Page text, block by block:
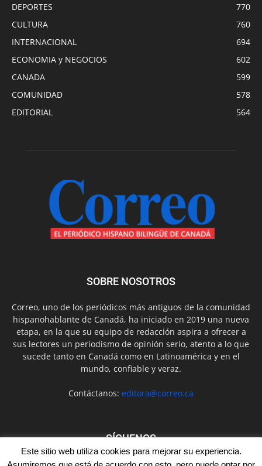
DEPORTES
770
CULTURA
760
INTERNACIONAL
694
ECONOMIA y NEGOCIOS
602
CANADA
599
COMUNIDAD
578
EDITORIAL
564
SOBRE NOSOTROS
Correo, uno de los periódicos más antiguos de la comunidad
hispanohablante de Canadá, ha iniciado en 2019 una nueva
etapa, en la que su equipo de redacción aspira a ofrecer a
sus lectores un periodismo de opinión serio, atento a lo que
sucede tanto en Canadá como en Latinoamérica y en el
mundo, confiable y veraz.
Contáctanos: editora@correo.ca
SÍGUENOS
Este sitio web utiliza cookies para mejorar su experiencia.